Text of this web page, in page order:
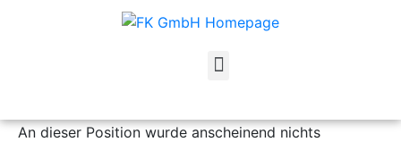
Ups, kein Ergebnis
An dieser Position wurde anscheinend nichts